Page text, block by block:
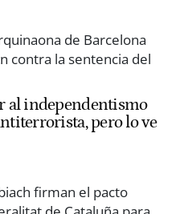
al independentismo
pero lo ve